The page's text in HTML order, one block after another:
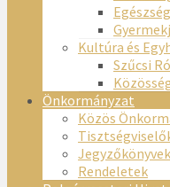
Kultúra és
Szűcsi
Önkormányzat
Közös
Jegyzőkönyvek
Rendeletek